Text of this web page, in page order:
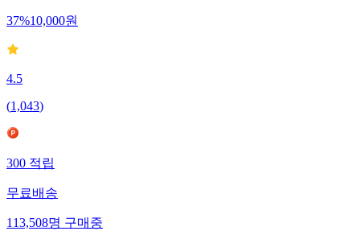
37%10,000원
4.5
(1,043)
300 적립
무료배송
113,508명 구매중